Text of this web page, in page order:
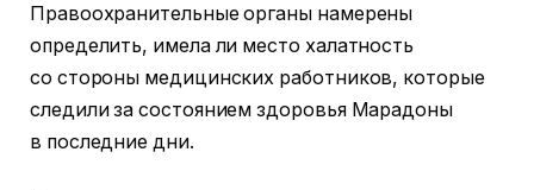
Правоохранительные органы намерены
определить, имела ли место халатность
со стороны медицинских работников, которые
следили за состоянием здоровья Марадоны
в последние дни.